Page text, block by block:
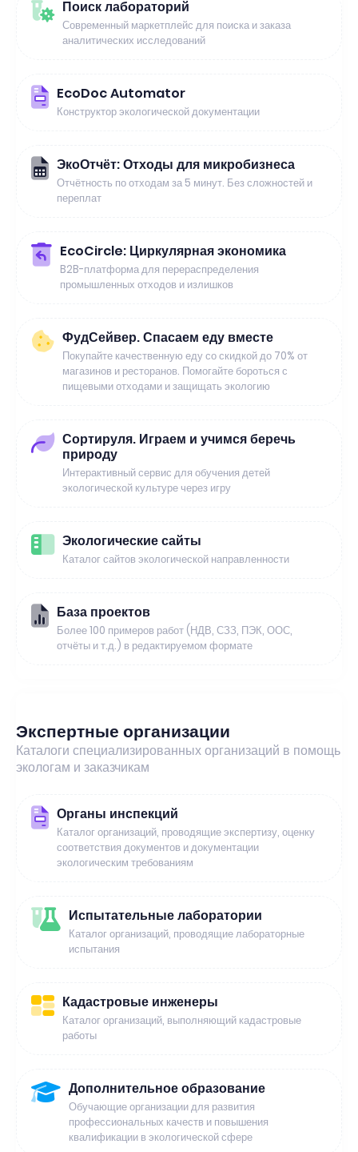
Поиск лабораторий
Современный маркетплейс для поиска и заказа
аналитических исследований
EcoDoc Automator
Конструктор экологической документации
ЭкоОтчёт: Отходы для микробизнеса
Отчётность по отходам за 5 минут. Без сложностей и
переплат
EcoCircle: Циркулярная экономика
B2B-платформа для перераспределения
промышленных отходов и излишков
ФудСейвер. Спасаем еду вместе
Покупайте качественную еду со скидкой до 70% от
магазинов и ресторанов. Помогайте бороться с
пищевыми отходами и защищать экологию
Сортируля. Играем и учимся беречь
природу
Интерактивный сервис для обучения детей
экологической культуре через игру
Экологические сайты
Каталог сайтов экологической направленности
База проектов
Более 100 примеров работ (НДВ, СЗЗ, ПЭК, ООС,
отчёты и т.д.) в редактируемом формате
Экспертные организации
Каталоги специализированных организаций в помощь
экологам и заказчикам
Органы инспекций
Каталог организаций, проводящие экспертизу, оценку
соответствия документов и документации
экологическим требованиям
Испытательные лаборатории
Каталог организаций, проводящие лабораторные
испытания
Кадастровые инженеры
Каталог организаций, выполняющий кадастровые
работы
Дополнительное образование
Обучающие организации для развития
профессиональных качеств и повышения
квалификации в экологической сфере